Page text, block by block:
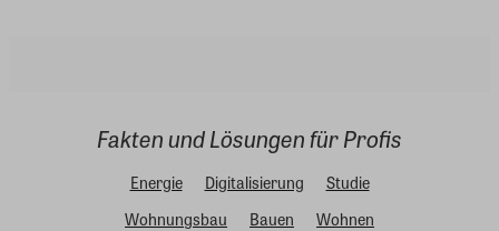
Fakten und Lösungen für Profis
Energie Digitalisierung
Studie
Wohnungsbau
Bauen
Wohnen